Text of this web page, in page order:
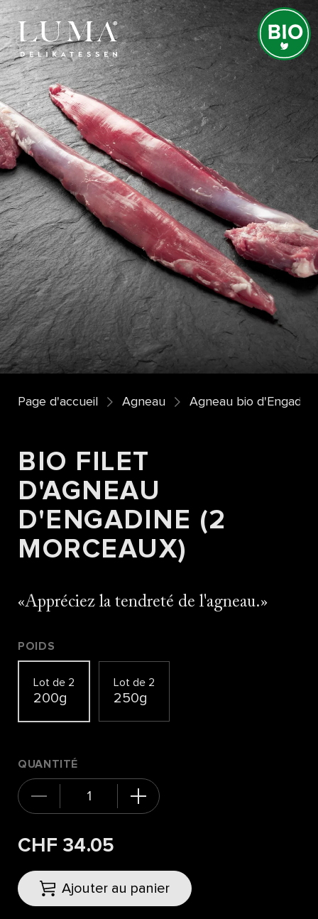
Page d'accueil Agneau Agneau bio d'Engadine
BIO FILET
D'AGNEAU
D'ENGADINE (2
MORCEAUX)
Appréciez la tendreté de l'agneau.
POIDS
Lot de 2
200g
Lot de 2
250g
QUANTITÉ
CHF 34.05
Ajouter au panier